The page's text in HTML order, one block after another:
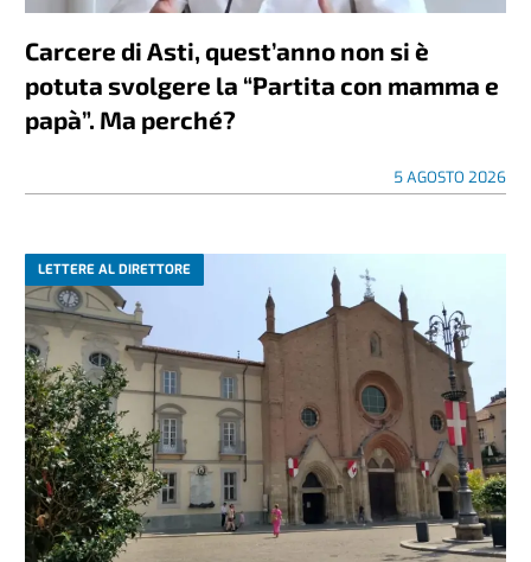
Carcere di Asti, quest’anno non si è
potuta svolgere la “Partita con mamma e
papà”. Ma perché?
5 AGOSTO 2026
LETTERE AL DIRETTORE